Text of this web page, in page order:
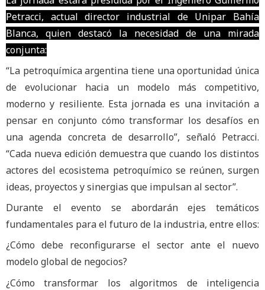
Petracci, actual director industrial de Unipar Bahía
Blanca, quien destacó la necesidad de una mirada
conjunta:
“La petroquímica argentina tiene una oportunidad única
de evolucionar hacia un modelo más competitivo,
moderno y resiliente. Esta jornada es una invitación a
pensar en conjunto cómo transformar los desafíos en
una agenda concreta de desarrollo”, señaló Petracci.
“Cada nueva edición demuestra que cuando los distintos
actores del ecosistema petroquímico se reúnen, surgen
ideas, proyectos y sinergias que impulsan al sector”.
Durante el evento se abordarán ejes temáticos
fundamentales para el futuro de la industria, entre ellos:
¿Cómo debe reconfigurarse el sector ante el nuevo
modelo global de negocios?
¿Cómo transformar los algoritmos de inteligencia